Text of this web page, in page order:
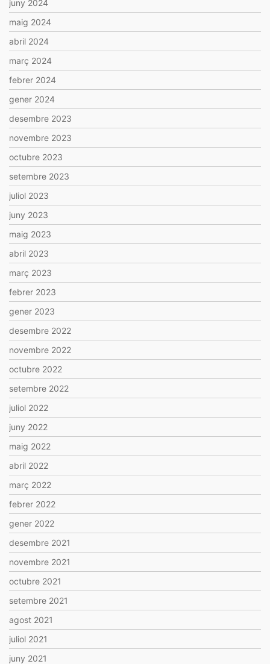
juny 2024
maig 2024
abril 2024
març 2024
febrer 2024
gener 2024
desembre 2023
novembre 2023
octubre 2023
setembre 2023
juliol 2023
juny 2023
maig 2023
abril 2023
març 2023
febrer 2023
gener 2023
desembre 2022
novembre 2022
octubre 2022
setembre 2022
juliol 2022
juny 2022
maig 2022
abril 2022
març 2022
febrer 2022
gener 2022
desembre 2021
novembre 2021
octubre 2021
setembre 2021
agost 2021
juliol 2021
juny 2021